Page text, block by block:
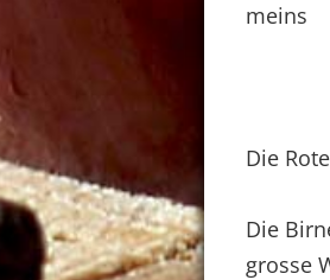
meins
Die
Die
grosse